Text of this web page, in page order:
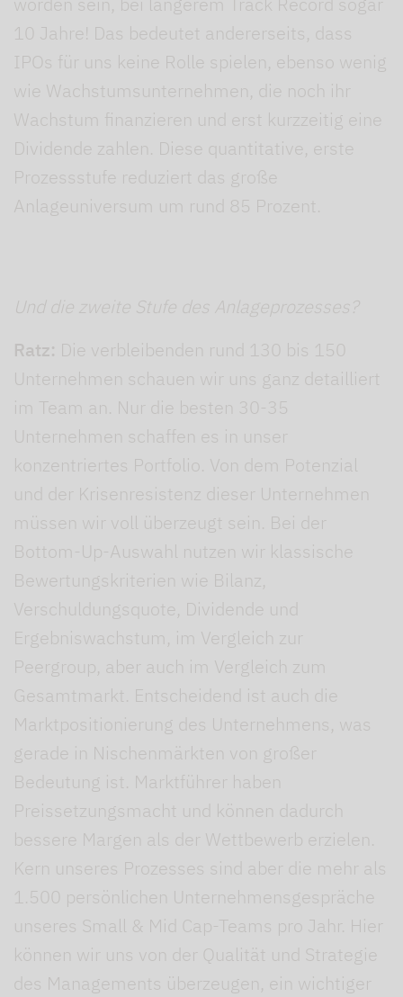
10 Jahre! Das bedeutet andererseits, dass
IPOs für uns keine Rolle spielen, ebenso wenig
wie Wachstumsunternehmen, die noch ihr
Wachstum finanzieren und erst kurzzeitig eine
Dividende zahlen. Diese quantitative, erste
Prozessstufe reduziert das große
Anlageuniversum um rund 85 Prozent.
Und die zweite Stufe des Anlageprozesses?
Ratz: Die verbleibenden rund 130 bis 150
Unternehmen schauen wir uns ganz detailliert
im Team an. Nur die besten 30-35
Unternehmen schaffen es in unser
konzentriertes Portfolio. Von dem Potenzial
und der Krisenresistenz dieser Unternehmen
müssen wir voll überzeugt sein. Bei der
Bottom-Up-Auswahl nutzen wir klassische
Bewertungskriterien wie Bilanz,
Verschuldungsquote, Dividende und
Ergebniswachstum, im Vergleich zur
Peergroup, aber auch im Vergleich zum
Gesamtmarkt. Entscheidend ist auch die
Marktpositionierung des Unternehmens, was
gerade in Nischenmärkten von großer
Bedeutung ist. Marktführer haben
Preissetzungsmacht und können dadurch
bessere Margen als der Wettbewerb erzielen.
Kern unseres Prozesses sind aber die mehr als
1.500 persönlichen Unternehmensgespräche
unseres Small & Mid Cap-Teams pro Jahr. Hier
können wir uns von der Qualität und Strategie
des Managements überzeugen, ein wichtiger